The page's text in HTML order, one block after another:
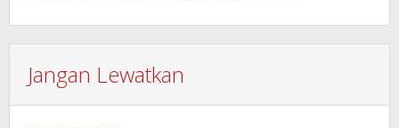
Jangan Lewatkan